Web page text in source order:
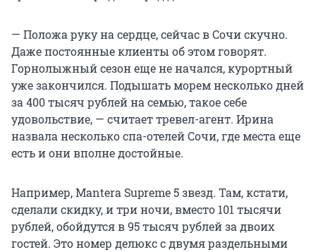
— Положа руку на сердце, сейчас в Сочи скучно.
Даже постоянные клиенты об этом говорят.
Горнолыжный сезон еще не начался, курортный
уже закончился. Подышать морем несколько дней
за 400 тысяч рублей на семью, такое себе
удовольствие, — считает тревел-агент. Ирина
назвала несколько спа-отелей Сочи, где места еще
есть и они вполне достойные.
Например, Mantera Supreme 5 звезд. Там, кстати,
сделали скидку, и три ночи, вместо 101 тысячи
рублей, обойдутся в 95 тысяч рублей за двоих
гостей. Это номер делюкс с двумя раздельными